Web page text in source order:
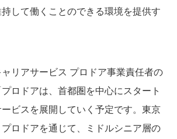
して働くことのできる環境を提供す
リアサービス プロドア事業責任者の
ロドアは、首都圏を中心にスタート
ビスを展開していく予定です。東京
ロドアを通じて、ミドルシニア層の